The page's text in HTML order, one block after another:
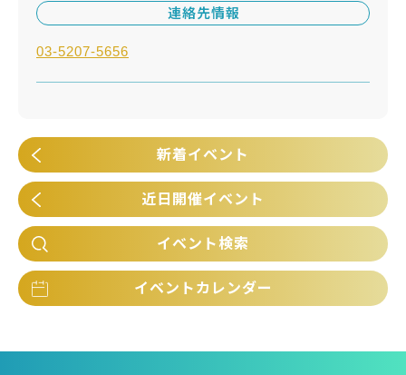
連絡先情報
03-5207-5656
新着イベント
近日開催イベント
イベント検索
イベントカレンダー